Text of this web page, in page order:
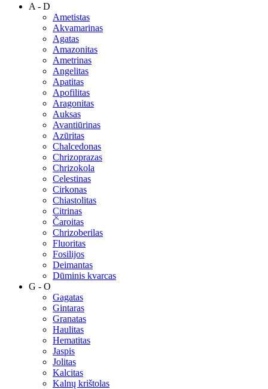
A - D
Ametistas
Akvamarinas
Agatas
Amazonitas
Ametrinas
Angelitas
Apatitas
Apofilitas
Aragonitas
Auksas
Avantiūrinas
Azūritas
Chalcedonas
Chrizoprazas
Chrizokola
Celestinas
Cirkonas
Chiastolitas
Citrinas
Čaroitas
Chrizoberilas
Fluoritas
Fosilijos
Deimantas
Dūminis kvarcas
G - O
Gagatas
Gintaras
Granatas
Haulitas
Hematitas
Jaspis
Jolitas
Kalcitas
Kalnų krištolas